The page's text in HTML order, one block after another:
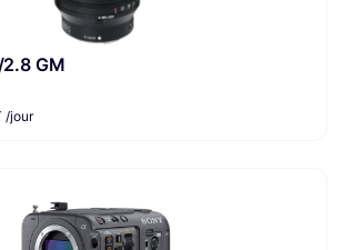
GM
/jour